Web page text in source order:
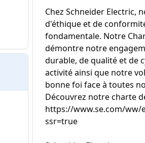
Chez Schneider Electric,
d'éthique et de
fondamentale. Notre
démontre notre
durable, de qualité et de
activité ainsi que notre
bonne foi face à toutes
Découvrez notre charte
https://www.se.com/ww/
ssr=true